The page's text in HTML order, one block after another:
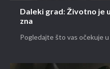
Daleki grad: Životno je
zna
Pogledajte što vas očekuje